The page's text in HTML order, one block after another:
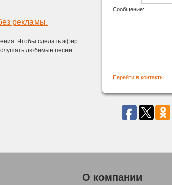
рекламы.
Чтобы сделать эфир
любимые песни
Сообщение:
Перейти в контакты
О компании